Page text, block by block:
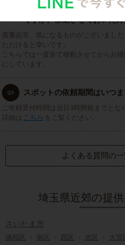
掃除してもらいたい場所に
ですが、移動させておいた
貴重品等、気になるものがございまし
ただけると幸いです。
こちらでは一度全て移動させてからお
にしています。
Q3 スポットの依頼期間はいつ
ご依頼受付時間は当日3時間前までとな
詳細は こちら をご覧ください。
よくある質問の
埼玉県近郊の提
さいたま市
浦和区 ・ 南区 ・ 西区 ・ 北区 ・ 大宮